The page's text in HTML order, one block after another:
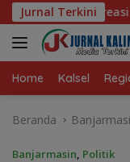
Langsung
ke
konten
Jurnal Terkini
Hingga Tingkat
Home Kalsel
Beranda
Banjarmasin, Politik